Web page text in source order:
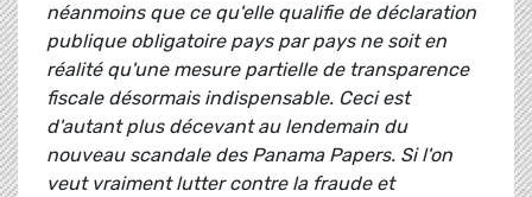
néanmoins que ce qu'elle qualifie de déclaration
publique obligatoire pays par pays ne soit en
réalité qu'une mesure partielle de transparence
fiscale désormais indispensable. Ceci est
d'autant plus décevant au lendemain du
nouveau scandale des Panama Papers. Si l'on
veut vraiment lutter contre la fraude et